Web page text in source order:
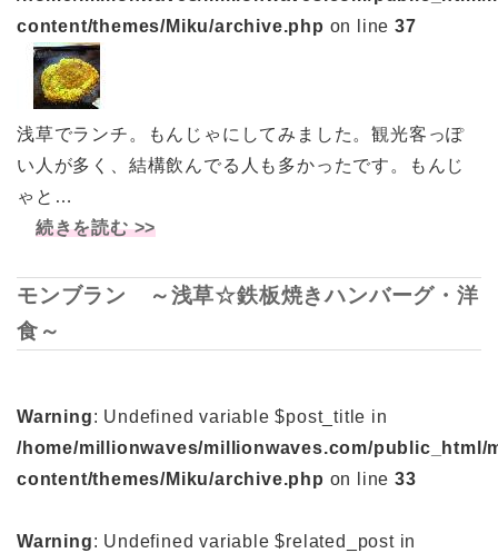
content/themes/Miku/archive.php on line37
浅草でランチ。もんじゃにしてみました。観光客っぽ
い人が多く、結構飲んでる人も多かったです。もんじ
ゃと…
続きを読む >>
モンブラン ～浅草☆鉄板焼きハンバーグ・洋
食～
Warning: Undefined variable $post_title in
/home/millionwaves/millionwaves.com/public_html/
content/themes/Miku/archive.php on line33
Warning: Undefined variable $related_post in